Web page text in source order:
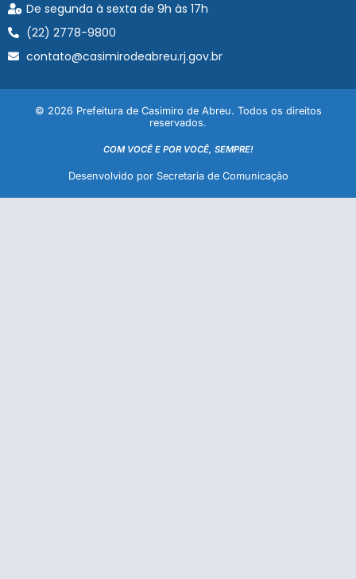
De segunda à sexta de 9h às 17h
(22) 2778-9800
contato@casimirodeabreu.rj.gov.br
© 2026 Prefeitura de Casimiro de Abreu. Todos os direitos
reservados.
COM VOCÊ E POR VOCÊ, SEMPRE!
Desenvolvido por Secretaria de Comunicação